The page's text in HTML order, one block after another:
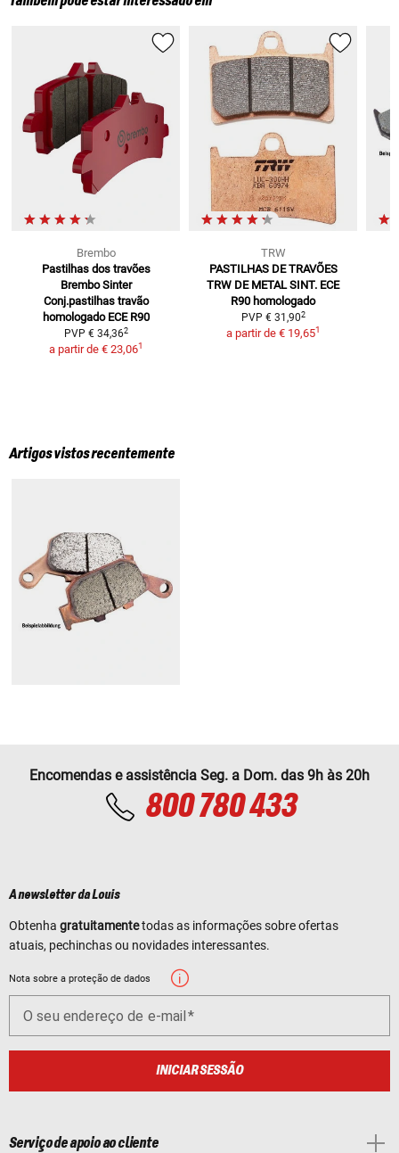
Brembo
Pastilhas dos travões
Brembo Sinter
Conj.pastilhas travão
homologado ECE R90
PVP € 34,362
a partir de € 23,061
TRW
PASTILHAS DE TRAVÕES
TRW DE METAL SINT. ECE
R90 homologado
PVP € 31,902
a partir de € 19,651
Artigos vistos recentemente
Encomendas e assistência Seg. a Dom. das 9h às 20h
800 780 433
A newsletter da Louis
Obtenha gratuitamentetodas as informações sobre ofertas
atuais, pechinchas ou novidades interessantes.
Nota sobre a proteção de dados
O seu endereço de e-mail
INICIAR SESSÃO
Serviço de apoio ao cliente